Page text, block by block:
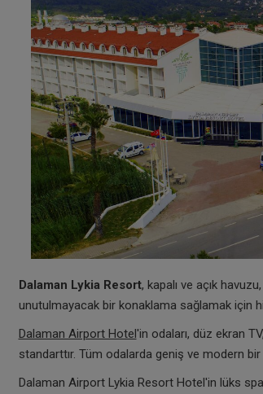
Dalaman Lykia Resort, kapalı ve açık
unutulmayacak bir konaklama sağlamak için
Dalaman Airport Hotel'in odaları, düz ekran
standarttır. Tüm odalarda geniş ve modern bir
Dalaman Airport Lykia Resort Hotel'in lüks